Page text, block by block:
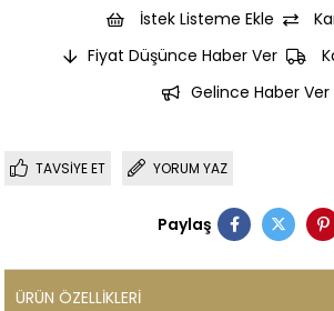
İstek Listeme Ekle
Fiyat Düşünce Haber Ver
Gelince Haber Ver
TAVSIYE ET YORUM YAZ
Paylaş
ÜRÜN ÖZELLIKLERI